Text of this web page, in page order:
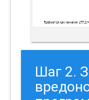
Шаг 2.